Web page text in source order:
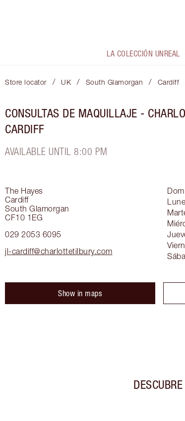
LA COLECCIÓN UNREAL
Store locator / UK / South Glamorgan / Cardiff
CONSULTAS DE MAQUILLAJE -
CARDIFF
AVAILABLE UNTIL 8:00 PM
The Hayes
Cardiff
South Glamorgan
CF10 1EG
029 2053 6095
jl-cardiff@charlottetilbury.com
Show in maps